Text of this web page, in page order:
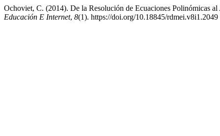
Ochoviet, C. (2014). De la Resolución de Ecuaciones Polinómicas
Educación E Internet, 8(1). https://doi.org/10.18845/rdmei.v8i1.2049